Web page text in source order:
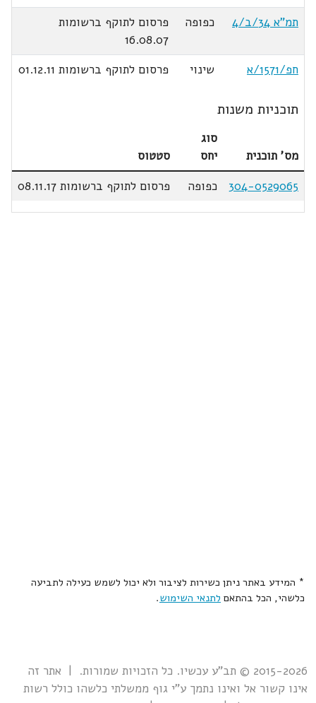
תמ"א 34/ב/4
כפופה
פרסום לתוקף ברשומות
16.08.07
חפ/1571/א
שינוי פרסום לתוקף ברשומות 01.12.11
תוכניות משנות
מס' תוכנית
סוג
יחס
סטטוס
304-0529065
כפופה פרסום לתוקף ברשומות 08.11.17
* המידע באתר ניתן כשירות לציבור ולא יכול לשמש כעילה לתביעה
כלשהי, הכל בהתאם לתנאי השימוש.
2015-2026 © תב"ע עכשיו. כל הזכויות שמורות. | אתר זה
אינו קשור אל ואינו נתמך ע"י גוף ממשלתי כלשהו כולל רשות